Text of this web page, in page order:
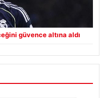
güvence altına aldı